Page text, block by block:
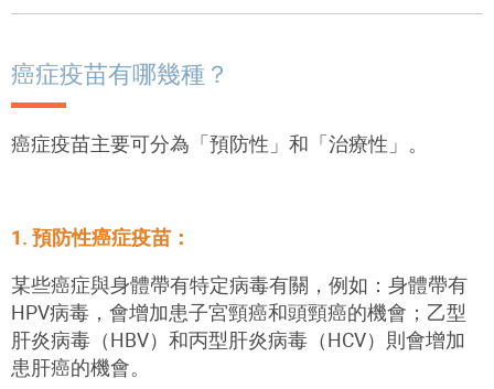
癌症疫苗有哪幾種？
癌症疫苗主要可分為「預防性」和「治療性」。
1. 預防性癌症疫苗：
某些癌症與身體帶有特定病毒有關，例如：身體帶有
HPV病毒，會增加患子宮頸癌和頭頸癌的機會；乙型
肝炎病毒（HBV）和丙型肝炎病毒（HCV）則會增加
患肝癌的機會。